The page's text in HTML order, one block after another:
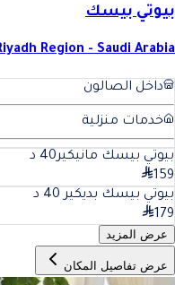
بيوتي بيسك
Region - Saudi Arabia
داخل الصالون
خدمات منزلية
بيوتي بيسك مانيكير40 د
159
بيوتي بيسك بديكير 40 د
179
عرض المزيد
عرض تفاصيل المكان